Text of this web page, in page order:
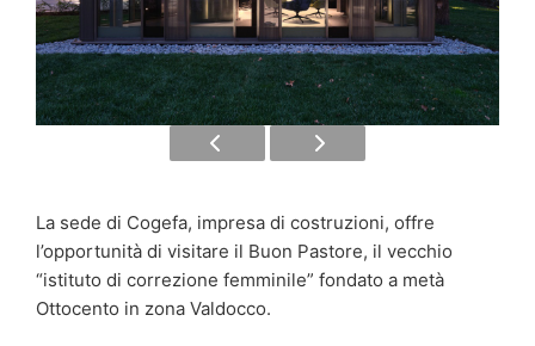
La sede di Cogefa, impresa di costruzioni, offre
l’opportunità di visitare il Buon Pastore, il vecchio
“istituto di correzione femminile” fondato a metà
Ottocento in zona Valdocco.